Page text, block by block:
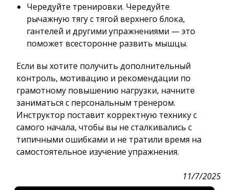
Чередуйте тренировки. Чередуйте
рычажную тягу с тягой верхнего блока,
гантелей и другими упражнениями — это
поможет всесторонне развить мышцы.
Если вы хотите получить дополнительный
контроль, мотивацию и рекомендации по
грамотному повышению нагрузки, начните
заниматься с персональным тренером.
Инструктор поставит корректную технику с
самого начала, чтобы вы не сталкивались с
типичными ошибками и не тратили время на
самостоятельное изучение упражнения.
11/7/2025